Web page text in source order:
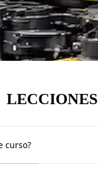
LECCIONES
curso?